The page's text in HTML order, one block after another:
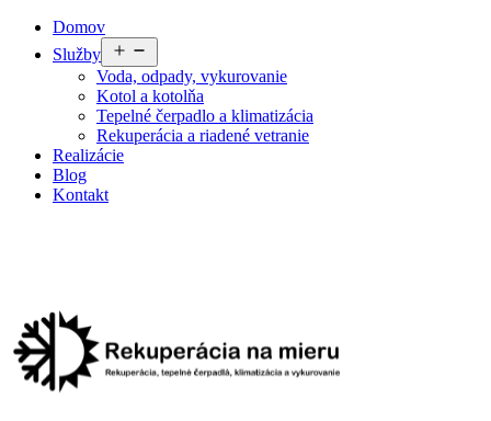
PreskočiťDomov
Služby
menu
Voda, odpady, vykurovanie
Kotol a kotolňa
Tepelné čerpadlo a klimatizácia
Rekuperácia a riadené vetranie
Realizácie
Blog
Kontakt